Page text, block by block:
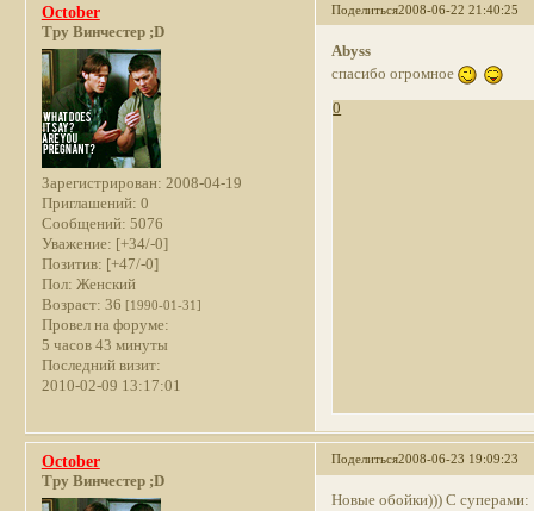
Поделиться2008-06-22 21:40:25
October
Тру Винчестер ;D
Зарегистрирован: 2008-04-19
Приглашений: 0
Сообщений: 5076
Уважение: [+34/-0]
Позитив: [+47/-0]
Пол: Женский
Возраст: 36 [1990-01-31]
Провел на форуме:
5 часов 43 минуты
Последний визит:
2010-02-09 13:17:01
Abyss
спасибо огромное
0
Поделиться2008-06-23 19:09:23
October
Тру Винчестер ;D
Новые обойки))) С суперами: